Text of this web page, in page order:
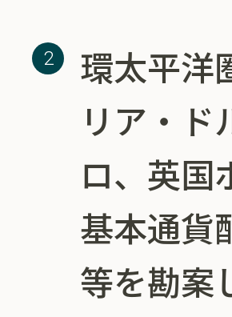
環太平洋
リア・ド
ロ、英国
基本通貨
等を勘案